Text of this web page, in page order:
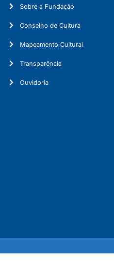
Sobre a Fundação
Conselho de Cultura
Mapeamento Cultural
Transparência
Ouvidoria